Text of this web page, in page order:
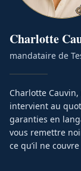
Charlotte
mandataire de
Charlotte
intervient au
garanties en
vous remettre
ce qu’il ne